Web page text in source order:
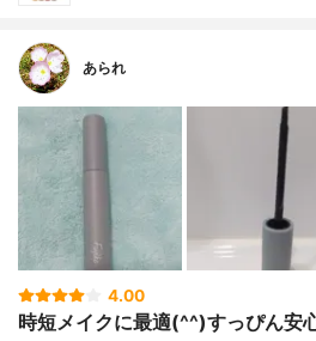
あられ
4.00
時短メイクに最適(^^)すっぴん安